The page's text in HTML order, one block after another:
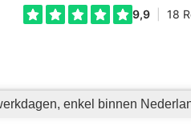
enkel binnen